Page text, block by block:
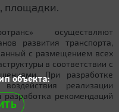
площадки.
осуществляют
развития транспорта,
с размещением всех
в соответствии с
При разработке
реализации
рекомендаций
объекта: